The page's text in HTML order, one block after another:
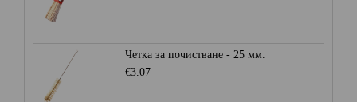
Четка за почистване - 25 мм.
€3.07